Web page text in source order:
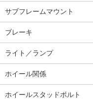
サブフレームマウント
ブレーキ
ライト／ランプ
ホイール関係
ホイールスタッドボルト